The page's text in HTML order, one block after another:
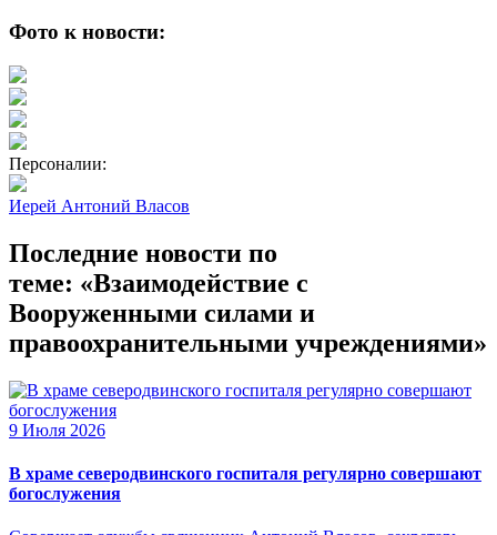
Фото к новости:
Персоналии:
Иерей Антоний Власов
Последние новости по
теме: «Взаимодействие с
Вооруженными силами и
правоохранительными учреждениями»
9 Июля 2026
В храме северодвинского госпиталя регулярно совершают
богослужения